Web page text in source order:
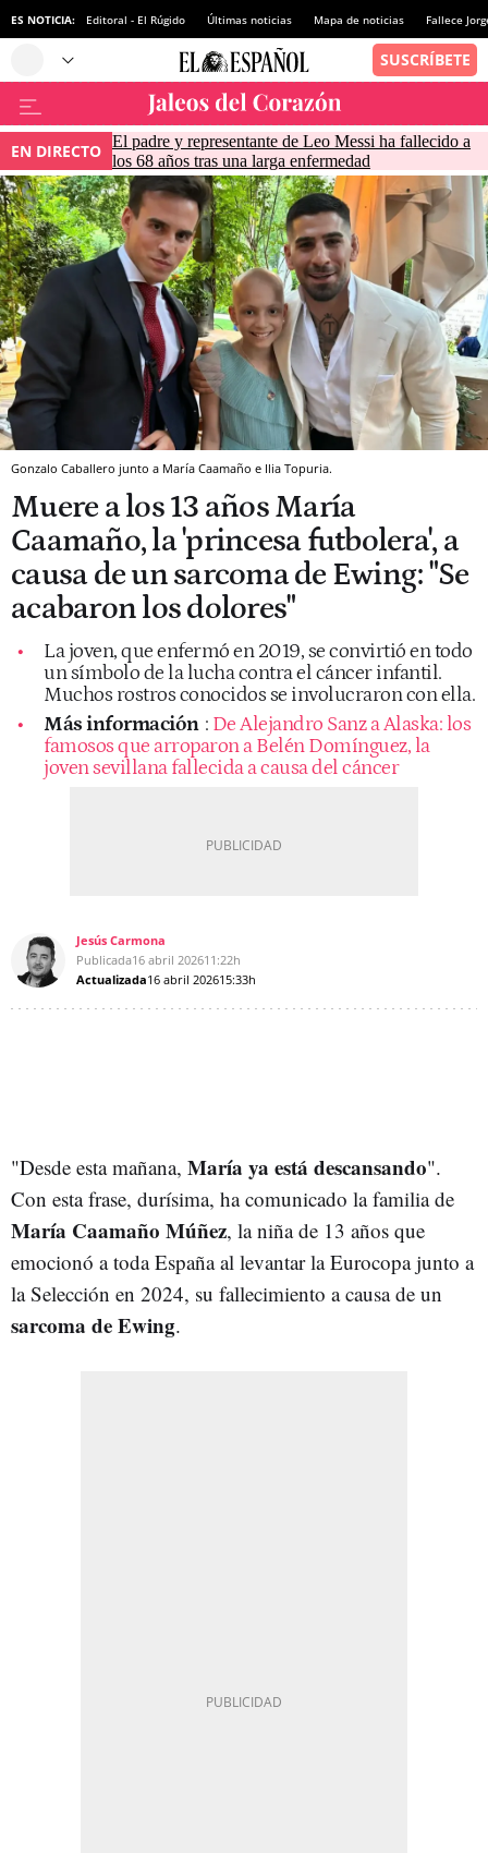
ES NOTICIA: Editoral - El Rúgido Últimas noticias Mapa de noticias Fallece
EN DIRECTO El padre y representante de Leo Messi ha fallecido a
los 68 años tras una larga enfermedad
Gonzalo Caballero junto a María Caamaño e Ilia Topuria.
Muere a los 13 años María
Caamaño, la 'princesa futbolera', a
causa de un sarcoma de Ewing: "Se
acabaron los dolores"
La joven, que enfermó en 2019, se convirtió en todo
un símbolo de la lucha contra el cáncer infantil.
Muchos rostros conocidos se involucraron con ella.
Más información : De Alejandro Sanz a Alaska: los
famosos que arroparon a Belén Domínguez, la
joven sevillana fallecida a causa del cáncer
Jesús Carmona
Publicada16 abril 202611:22h
Actualizada16 abril 202615:33h
"Desde esta mañana, María ya está descansando".
Con esta frase, durísima, ha comunicado la familia de
María Caamaño Múñez, la niña de 13 años que
emocionó a toda España al levantar la Eurocopa junto a
la Selección en 2024, su fallecimiento a causa de un
sarcoma de Ewing.